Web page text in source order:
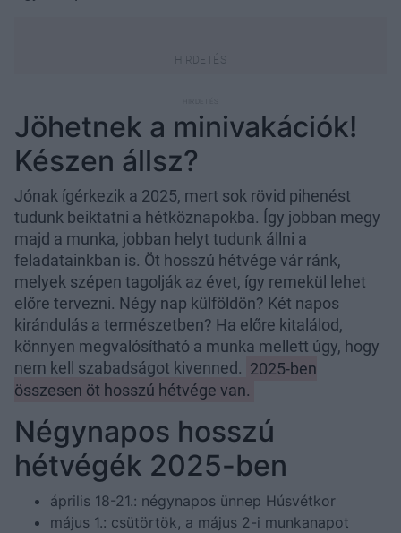
Jöhetnek a minivakációk!
Készen állsz?
Jónak ígérkezik a 2025, mert sok rövid pihenést
tudunk beiktatni a hétköznapokba. Így jobban megy
majd a munka, jobban helyt tudunk állni a
feladatainkban is. Öt hosszú hétvége vár ránk,
melyek szépen tagolják az évet, így remekül lehet
előre tervezni. Négy nap külföldön? Két napos
kirándulás a természetben? Ha előre kitalálod,
könnyen megvalósítható a munka mellett úgy, hogy
nem kell szabadságot kivenned. 2025-ben
összesen öt hosszú hétvége van.
Négynapos hosszú
hétvégék 2025-ben
április 18-21.: négynapos ünnep Húsvétkor
május 1.: csütörtök, a május 2-i munkanapot